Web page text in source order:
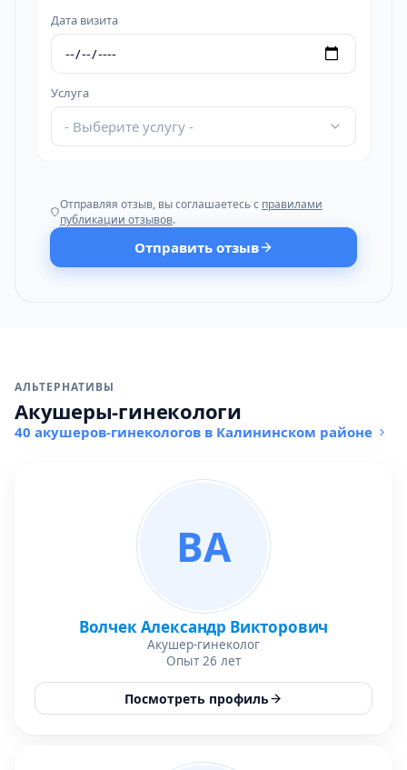
Дата визита
Услуга
- Выберите услугу -
Отправляя отзыв, вы соглашаетесь с правилами
публикации отзывов.
Отправить отзыв
АЛЬТЕРНАТИВЫ
Акушеры-гинекологи
40 акушеров-гинекологов в Калининском районе
ВА
Волчек Александр Викторович
Акушер-гинеколог
Опыт 26 лет
Посмотреть профиль